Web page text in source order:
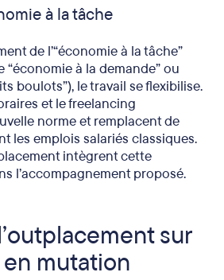
à la tâche
de l’“économie à la tâche”
“économie à la demande” ou
boulots”), le travail se flexibilise.
et le freelancing
norme et remplacent de
les emplois salariés classiques.
intègrent cette
l’accompagnement proposé.
sur
mutation